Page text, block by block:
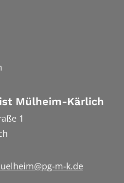
Mülheim-Kärlich
1
m-k.de